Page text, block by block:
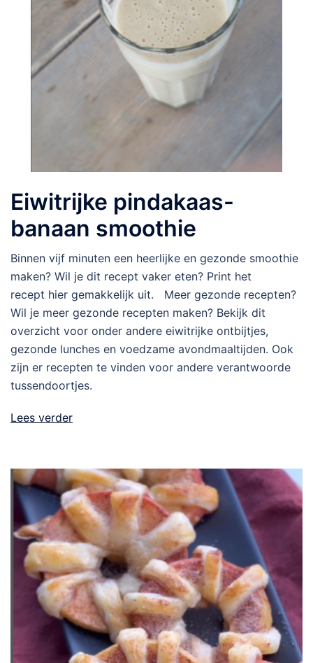
Eiwitrijke pindakaas-
banaan smoothie
Binnen vijf minuten een heerlijke en gezonde smoothie
maken? Wil je dit recept vaker eten? Print het
recept hier gemakkelijk uit. Meer gezonde recepten?
Wil je meer gezonde recepten maken? Bekijk dit
overzicht voor onder andere eiwitrijke ontbijtjes,
gezonde lunches en voedzame avondmaaltijden. Ook
zijn er recepten te vinden voor andere verantwoorde
tussendoortjes.
Lees verder